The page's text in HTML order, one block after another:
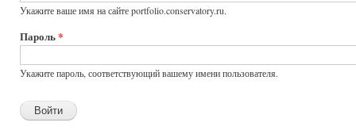
Укажите ваше имя на сайте portfolio.conservatory.ru.
Пароль*
Укажите пароль, соответствующий вашему имени пользователя.